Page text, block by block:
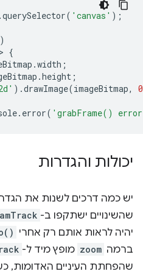
.querySelector( 'canvas' );
> {
.width ;
.height ;
).drawImage(imageBitmap,
0
. error( 'grabFrame()
יכולות והגדרות
יש כמה דרכים לשנות את
שהשינויים ישתקפו ב-
יהיה לראות אותם רק אחרי
ברמה zoom מופץ מיד ל-
שהפחתת העיניים האדומות,